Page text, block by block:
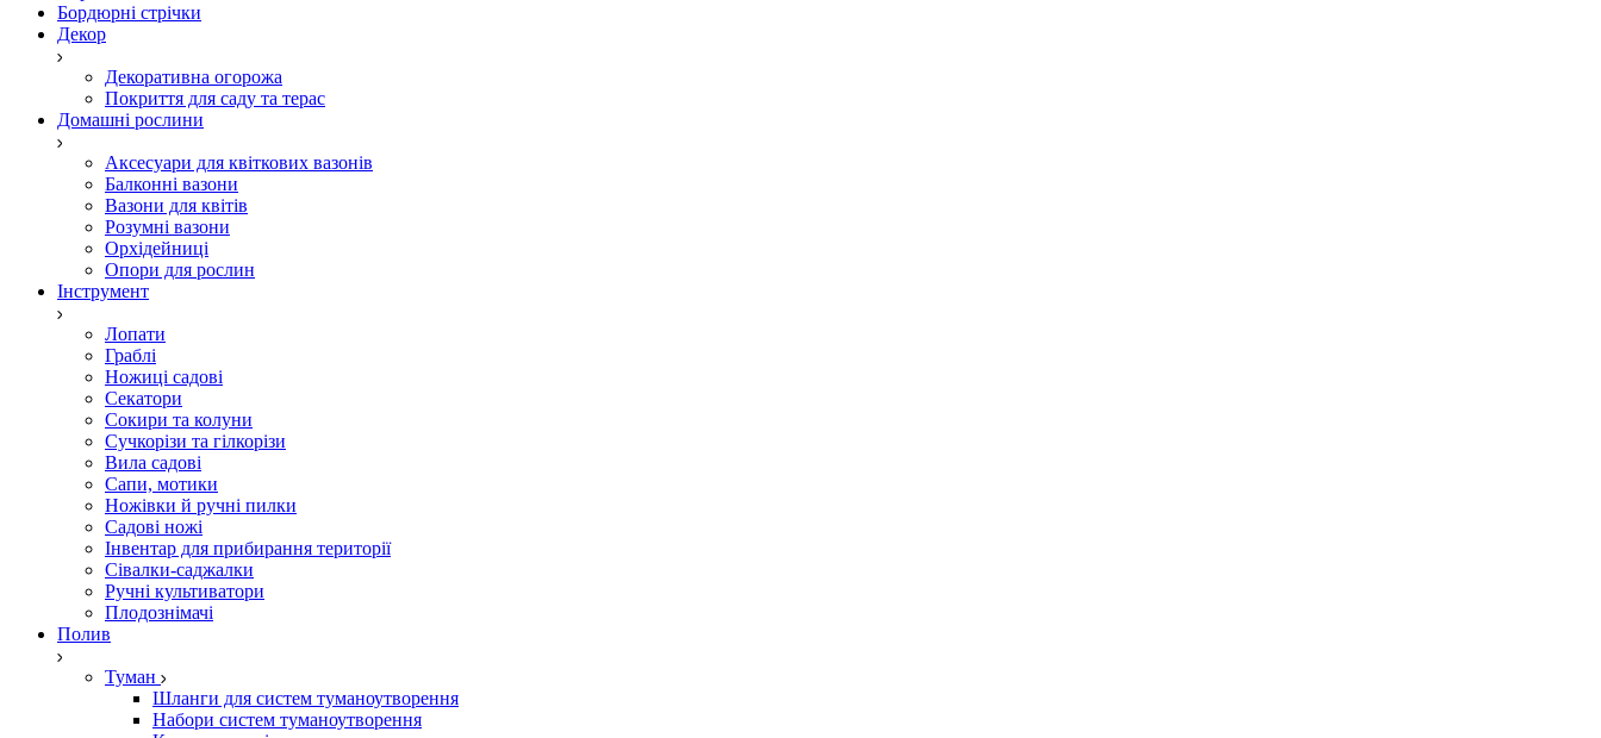
Бордюрні стрічки
Декор
Декоративна огорожа
Покриття для саду та терас
Домашні рослини
Аксесуари для квіткових вазонів
Балконні вазони
Вазони для квітів
Розумні вазони
Орхідейниці
Опори для рослин
Інструмент
Лопати
Граблі
Ножиці садові
Секатори
Сокири та колуни
Сучкорізи та гілкорізи
Вила садові
Сапи, мотики
Ножівки й ручні пилки
Садові ножі
Інвентар для прибирання території
Сівалки-саджалки
Ручні культиватори
Плодознімачі
Полив
Туман
Шланги для систем туманоутворення
Набори систем туманоутворення